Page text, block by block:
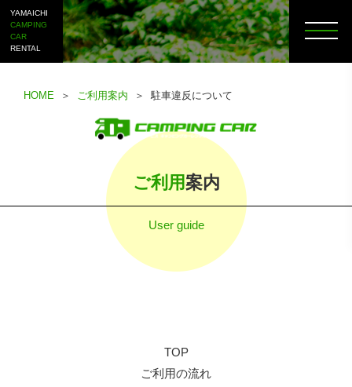
YAMAICHI
CAMPING
CAR
RENTAL
HOME ＞ ご利用案内 ＞ 駐車違反について
ご利用 案内
User guide
TOP
ご利用の流れ